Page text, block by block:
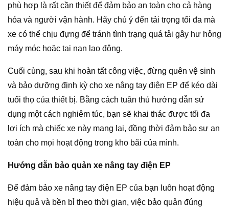
phù hợp là rất cần thiết để đảm bảo an toàn cho cả hàng
hóa và người vận hành. Hãy chú ý đến tải trọng tối đa mà
xe có thể chịu đựng để tránh tình trạng quá tải gây hư hỏng
máy móc hoặc tai nạn lao động.
Cuối cùng, sau khi hoàn tất công việc, đừng quên vệ sinh
và bảo dưỡng định kỳ cho xe nâng tay điện EP để kéo dài
tuổi thọ của thiết bị. Bằng cách tuân thủ hướng dẫn sử
dụng một cách nghiêm túc, bạn sẽ khai thác được tối đa
lợi ích mà chiếc xe này mang lại, đồng thời đảm bảo sự an
toàn cho mọi hoạt động trong kho bãi của mình.
Hướng dẫn bảo quản xe nâng tay điện EP
Để đảm bảo xe nâng tay điện EP của bạn luôn hoạt động
hiệu quả và bền bỉ theo thời gian, việc bảo quản đúng